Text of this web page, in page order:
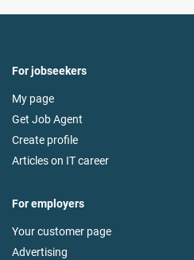
For jobseekers
My page
Get Job Agent
Create profile
Articles on IT career
For employers
Your customer page
Advertising